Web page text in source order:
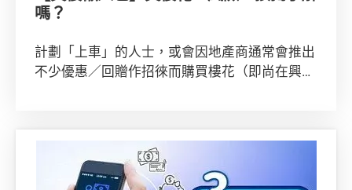
嗎？
計劃「上車」的人士，或會因地產商通常會推出
不少優惠／回贈作招徠而購買樓花（即尚在興建
中作出最合適的選擇。